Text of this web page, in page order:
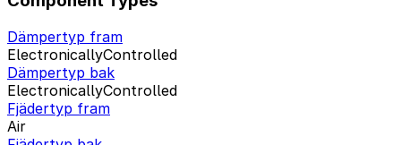
Dämpertyp fram
ElectronicallyControlled
Dämpertyp bak
ElectronicallyControlled
Fjädertyp fram
Air